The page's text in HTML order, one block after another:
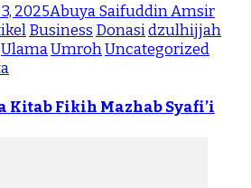
2025Abuya Saifuddin Amsir
Business Donasidzulhijjah
UlamaUmrohUncategorized
Kitab Fikih Mazhab Syafi’i